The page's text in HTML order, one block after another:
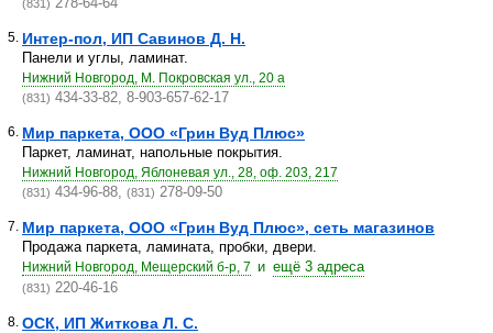
(831)
5. Интер-пол, ИП Савинов Д. Н.
Панели и углы, ламинат.
Нижний Новгород, М. Покровская ул., 20 а
(831) 434-33-82, 8-903-657-62-17
6. Мир паркета, ООО «Грин Вуд Плюс»
Паркет, ламинат, напольные покрытия.
Нижний Новгород, Яблоневая ул., 28, оф. 203, 217
(831) 434-96-88, (831) 278-09-50
7. Мир паркета, ООО «Грин Вуд Плюс», сеть магазинов
Продажа паркета, ламината, пробки, двери.
Нижний Новгород, Мещерский б-р, 7 и ещё 3 адреса
(831) 220-46-16
8. ОСК, ИП Житкова Л. С.